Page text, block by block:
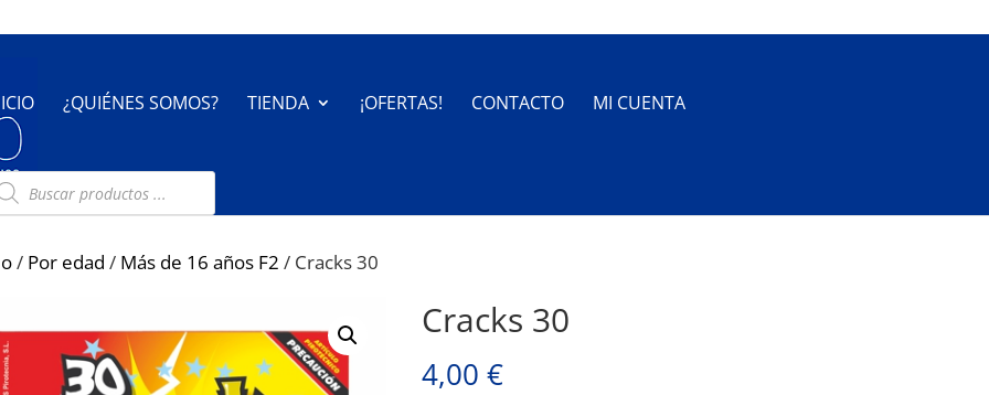
¿QUIÉNES SOMOS? TIENDA ¡OFERTAS! CONTACTO MI CUENTA
/ Por edad / Más de 16 años F2 / Cracks 30
Cracks 30
4,00 €